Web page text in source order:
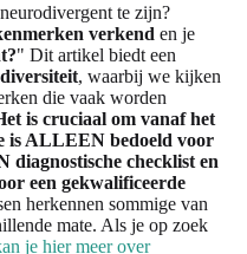
te zijn?
verkend en je
" Dit artikel biedt een
, waarbij we kijken
die vaak worden
is cruciaal om vanaf het
is ALLEEN bedoeld voor
diagnostische checklist en
een gekwalificeerde
herkennen sommige van
mate. Als je op zoek
je hier meer over